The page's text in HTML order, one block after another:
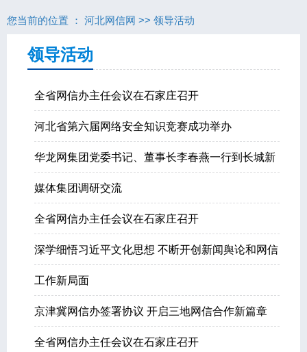
您当前的位置 ： 河北网信网 >> 领导活动
领导活动
全省网信办主任会议在石家庄召开
河北省第六届网络安全知识竞赛成功举办
华龙网集团党委书记、董事长李春燕一行到长城新
媒体集团调研交流
全省网信办主任会议在石家庄召开
深学细悟习近平文化思想 不断开创新闻舆论和网信
工作新局面
京津冀网信办签署协议 开启三地网信合作新篇章
全省网信办主任会议在石家庄召开